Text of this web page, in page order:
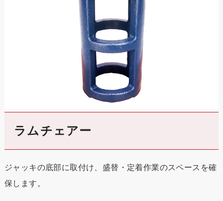
ラムチェアー
ジャッキの底部に取付け、盛替・定着作業のスペースを確
保します。